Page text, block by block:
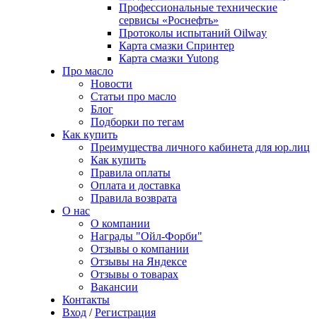
Профессиональные технические
сервисы «Роснефть»
Протоколы испытаний Oilway
Карта смазки Спринтер
Карта смазки Yutong
Про масло
Новости
Статьи про масло
Блог
Подборки по тегам
Как купить
Преимущества личного кабинета для юр.лиц
Как купить
Правила оплаты
Оплата и доставка
Правила возврата
О нас
О компании
Награды "Ойл-Форби"
Отзывы о компании
Отзывы на Яндексе
Отзывы о товарах
Вакансии
Контакты
Вход / Регистрация